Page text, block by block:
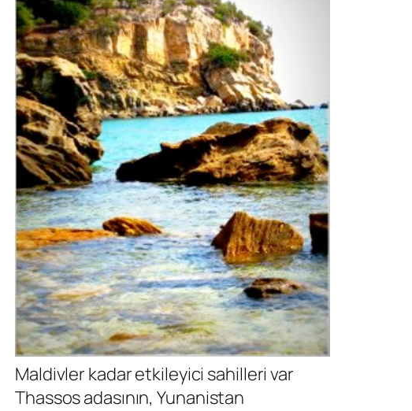
Maldivler kadar etkileyici sahilleri var
Thassos adasının, Yunanistan